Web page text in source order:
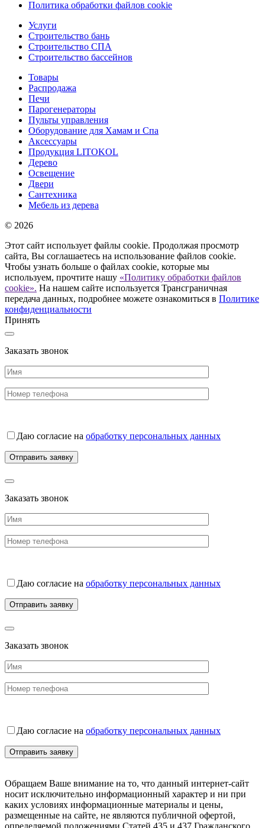
Политика обработки файлов cookie
Услуги
Строительство бань
Строительство СПА
Строительство бассейнов
Товары
Распродажа
Печи
Парогенераторы
Пульты управления
Оборудование для Хамам и Спа
Аксессуары
Продукция LITOKOL
Дерево
Освещение
Двери
Сантехника
Мебель из дерева
© 2026
Этот сайт использует файлы cookie. Продолжая просмотр
сайта, Вы соглашаетесь на использование файлов cookie.
Чтобы узнать больше о файлах cookie, которые мы
используем, прочтите нашу «Политику обработки файлов
cookie». На нашем сайте используется Трансграничная
передача данных, подробнее можете ознакомиться в Политике
конфиденциальности
Принять
Заказать звонок
Даю согласие на обработку персональных данных
Заказать звонок
Даю согласие на обработку персональных данных
Заказать звонок
Даю согласие на обработку персональных данных
Обращаем Ваше внимание на то, что данный интернет-сайт
носит исключительно информационный характер и ни при
каких условиях информационные материалы и цены,
размещенные на сайте, не являются публичной офертой,
определяемой положениями Статей 435 и 437 Гражданского